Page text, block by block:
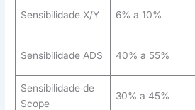
Sensibilidade X/Y 6% a 10%
Sensibilidade ADS 40% a 55%
Sensibilidade de
Scope
30% a 45%